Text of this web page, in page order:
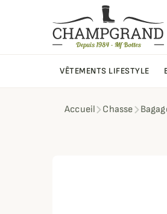
VÊTEMENTS LIFESTYLE
Accueil Chasse